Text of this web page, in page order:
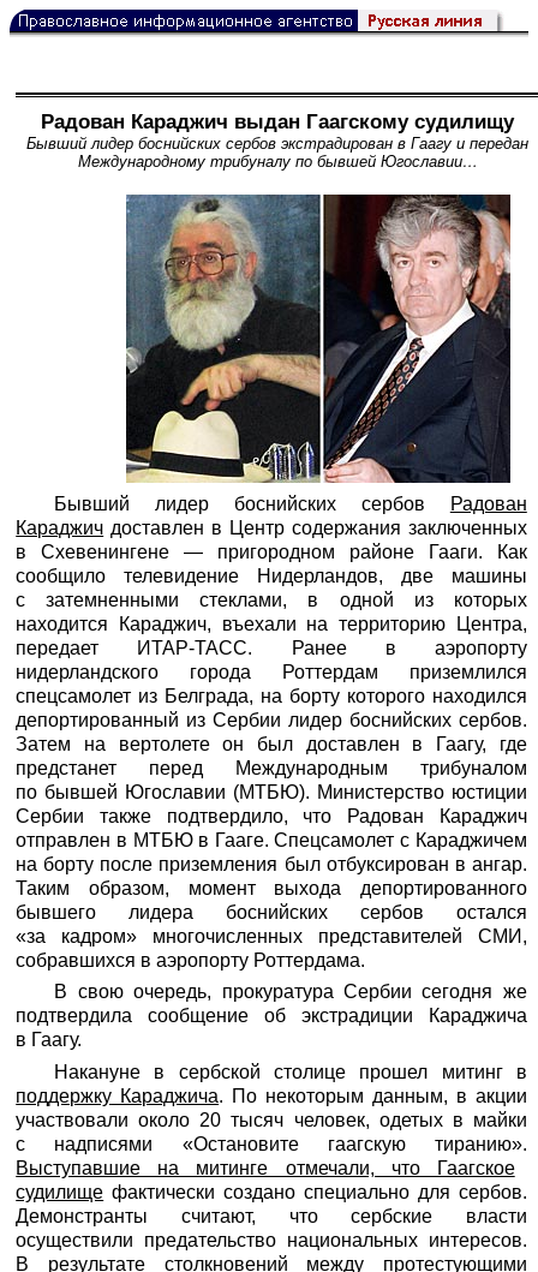
Радован Караджич выдан Гаагскому судилищу
Бывший лидер боснийских сербов экстрадирован в Гаагу и передан
Международному трибуналу по бывшей Югославии…
Бывший лидер боснийских сербов
Радован
Караджич доставлен в Центр содержания заключенных
в Схевенингене — пригородном районе Гааги. Как
сообщило телевидение Нидерландов, две машины
с затемненными стеклами, в одной из которых
находится Караджич, въехали на территорию Центра,
передает ИТАР-ТАСС. Ранее в аэропорту
нидерландского города Роттердам приземлился
спецсамолет из Белграда, на борту которого находился
депортированный из Сербии лидер боснийских сербов.
Затем на вертолете он был доставлен в Гаагу, где
предстанет перед Международным трибуналом
по бывшей Югославии (МТБЮ). Министерство юстиции
Сербии также подтвердило, что Радован Караджич
отправлен в МТБЮ в Гааге. Спецсамолет с Караджичем
на борту после приземления был отбуксирован в ангар.
Таким образом, момент выхода депортированного
бывшего лидера боснийских сербов остался
«за кадром» многочисленных представителей СМИ,
собравшихся в аэропорту Роттердама.
В свою очередь, прокуратура Сербии сегодня же
подтвердила сообщение об экстрадиции Караджича
в Гаагу.
Накануне в сербской столице прошел митинг в
поддержку Караджича. По некоторым данным, в акции
участвовали около 20 тысяч человек, одетых в майки
с надписями «Остановите гаагскую тиранию».
Выступавшие на митинге отмечали, что Гаагское
судилище фактически создано специально для сербов.
Демонстранты считают, что сербские власти
осуществили предательство национальных интересов.
В результате столкновений между протестующими